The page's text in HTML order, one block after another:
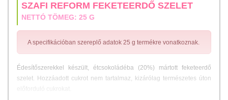
SZAFI REFORM FEKETEERDŐ SZELET
NETTÓ TÖMEG: 25 G
A specifikációban szereplő adatok 25 g termékre vonatkoznak.
Édesítőszerekkel készült, étcsokoládéba (20%) mártott feketeerdő
szelet. Hozzáadott cukrot nem tartalmaz, kizárólag természetes úton